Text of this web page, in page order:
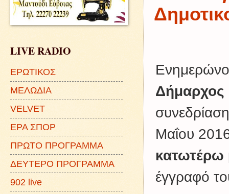
Δήμαρχος
Μαΐου
κατωτέρω
έγγραφό
LIVE RADIO
ΕΡΩΤΙΚΟΣ
ΜΕΛΩΔΙΑ
VELVET
ΕΡΑ ΣΠΟΡ
ΠΡΩΤΟ ΠΡΟΓΡΑΜΜΑ
ΔΕΥΤΕΡΟ ΠΡΟΓΡΑΜΜΑ
902 live